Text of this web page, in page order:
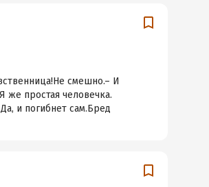
смешно.– И
же простая человечка.
и погибнет сам.Бред